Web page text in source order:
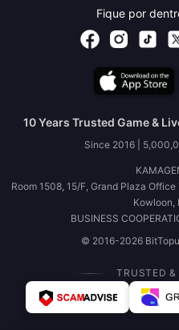
Fique por
10 Years Trusted Game &
Since 2016 |
Room 1508, 15/F, Grand Plaza
Kowloon,
BUSINESS
© 2016-2026
TRUSTED &